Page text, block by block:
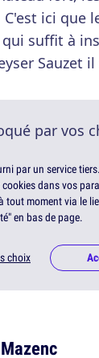
ici que
suffit à
Sauzet
par vos
par un service
cookies dans vos
tout moment via le
en bas de page.
choix